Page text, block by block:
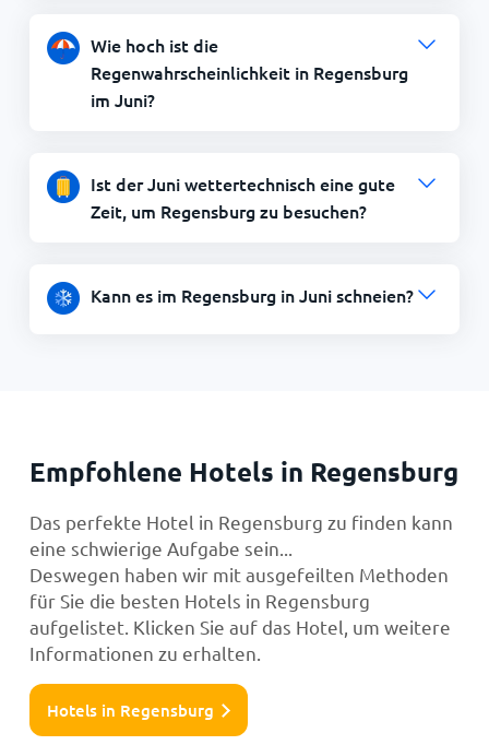
Wie hoch ist die
Regenwahrscheinlichkeit in Regensburg
im Juni?
Ist der Juni wettertechnisch eine gute
Zeit, um Regensburg zu besuchen?
Kann es im Regensburg in Juni schneien?
Empfohlene Hotels in Regensburg
Das perfekte Hotel in Regensburg zu finden kann
eine schwierige Aufgabe sein...
Deswegen haben wir mit ausgefeilten Methoden
für Sie die besten Hotels in Regensburg
aufgelistet. Klicken Sie auf das Hotel, um weitere
Informationen zu erhalten.
Hotels in Regensburg